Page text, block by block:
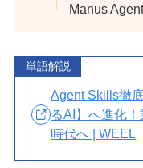
Manus
単語解説
Agent Skills徹
るAI】へ進化
時代へ | WEEL